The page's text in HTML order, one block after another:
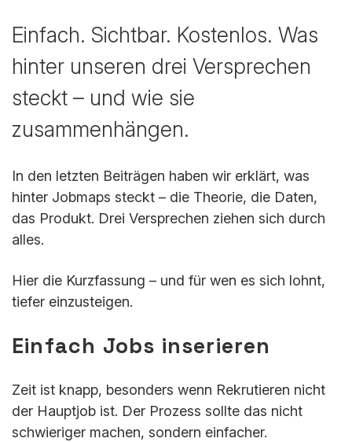
Einfach. Sichtbar. Kostenlos. Was
hinter unseren drei Versprechen
steckt – und wie sie
zusammenhängen.
In den letzten Beiträgen haben wir erklärt, was
hinter Jobmaps steckt – die Theorie, die Daten,
das Produkt. Drei Versprechen ziehen sich durch
alles.
Hier die Kurzfassung – und für wen es sich lohnt,
tiefer einzusteigen.
Einfach Jobs inserieren
Zeit ist knapp, besonders wenn Rekrutieren nicht
der Hauptjob ist. Der Prozess sollte das nicht
schwieriger machen, sondern einfacher.